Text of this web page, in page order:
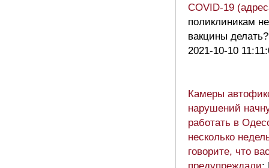
COVID-19
поликлиникам
вакцины
2021-10-10
Камеры
нарушений
работать в
несколько
говорите, что
предупреждали: